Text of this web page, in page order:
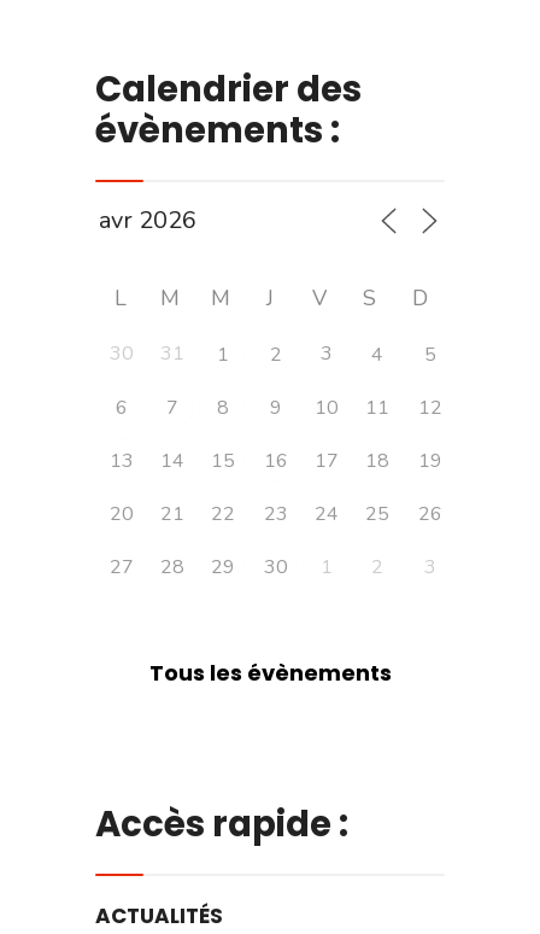
Calendrier des
évènements :
L M M J V S D
30 31 1 2 3 4
5
6
7 8 9 10 11
12
13
14 15 16 17 18
19
20
21 22 23 24 25
26
27
28 29 30 1 2 3
Tous les évènements
Accès rapide :
ACTUALITÉS